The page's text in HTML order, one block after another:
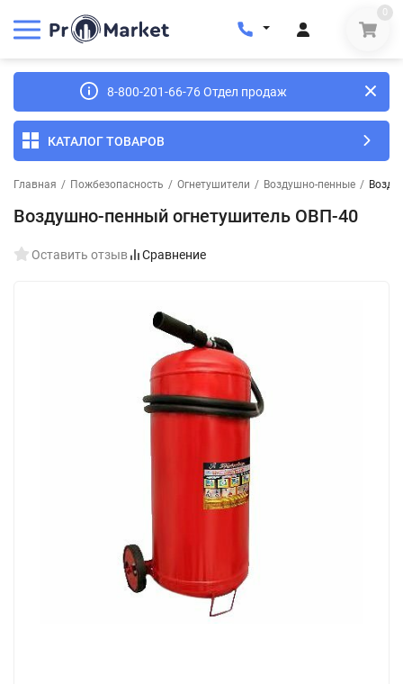
0
8-800-201-66-76 Отдел продаж
КАТАЛОГ ТОВАРОВ
Главная / Пожбезопасность / Огнетушители / Воздушно-пенные /
Воздушно-пенный огнетушитель ОВП-40
Оставить отзыв Сравнение